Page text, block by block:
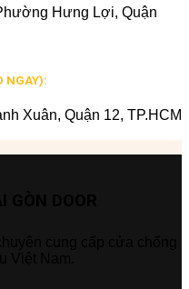
Hưng Lợi, Quận
NGAY):
Xuân, Quận 12, TP.HCM